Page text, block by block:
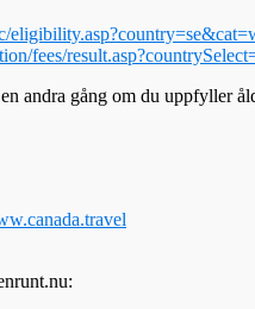
fees/
andra gång om du uppfyller